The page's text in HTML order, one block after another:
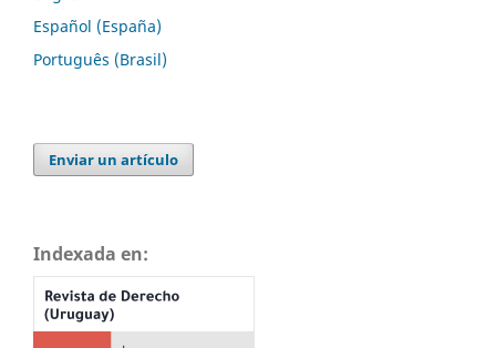
Español (España)
Português (Brasil)
Enviar un artículo
Indexada en: